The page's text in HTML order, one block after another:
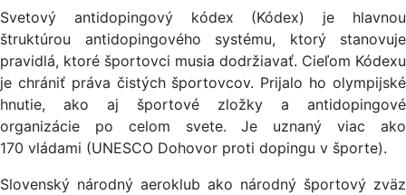
Svetový antidopingový kódex (Kódex) je hlavnou
štruktúrou antidopingového systému, ktorý stanovuje
pravidlá, ktoré športovci musia dodržiavať. Cieľom Kódexu
je chrániť práva čistých športovcov. Prijalo ho olympijské
hnutie, ako aj športové zložky a antidopingové
organizácie po celom svete. Je uznaný viac ako
170 vládami (UNESCO Dohovor proti dopingu v športe).
Slovenský národný aeroklub ako národný športový zväz